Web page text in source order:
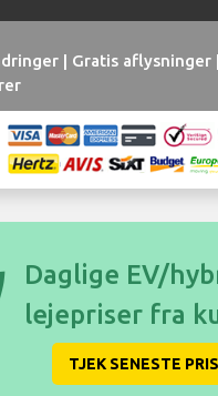
| Gratis aflysninger
Daglige EV/
lejepriser fra
TJEK SENESTE PRIS